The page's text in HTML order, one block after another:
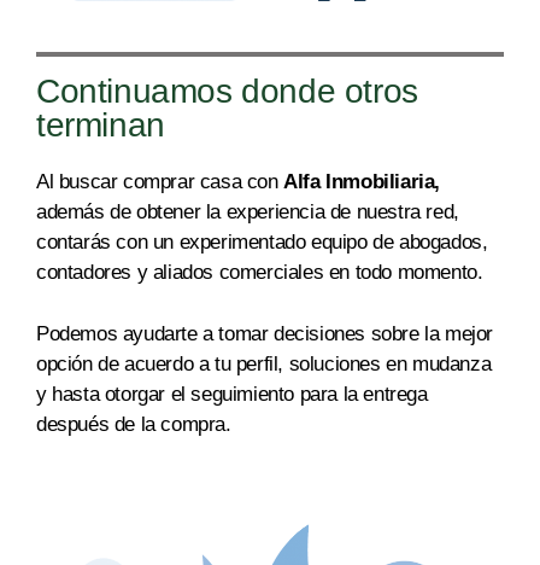
Continuamos donde otros
terminan
Al buscar comprar casa conAlfa Inmobiliaria,
además de obtener la experiencia de nuestra red,
contarás con un experimentado equipo de abogados,
contadores y aliados comerciales en todo momento.
Podemos ayudarte a tomar decisiones sobre la mejor
opción de acuerdo a tu perfil, soluciones en mudanza
y hastaotorgar el seguimiento para la entrega
después de la compra.